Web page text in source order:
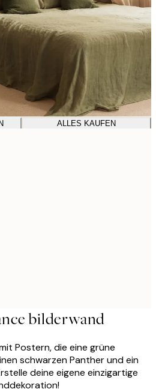
ALLES KAUFEN
bilderwand
Postern, die eine grüne
schwarzen Panther und ein
deine eigene einzigartige